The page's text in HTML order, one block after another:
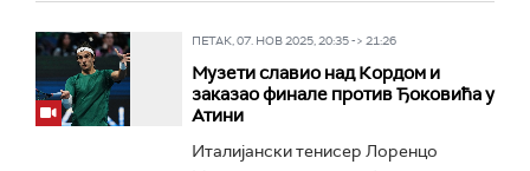
ПЕТАК, 07. НОВ 2025, 20:35 -> 21:26
Музети славио над Кордом и
заказао финале против Ђоковића у
Атини
Италијански тенисер Лоренцо